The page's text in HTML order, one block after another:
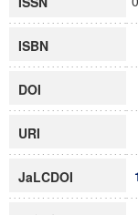
ISBN
DOI
URI
JaLCDOI